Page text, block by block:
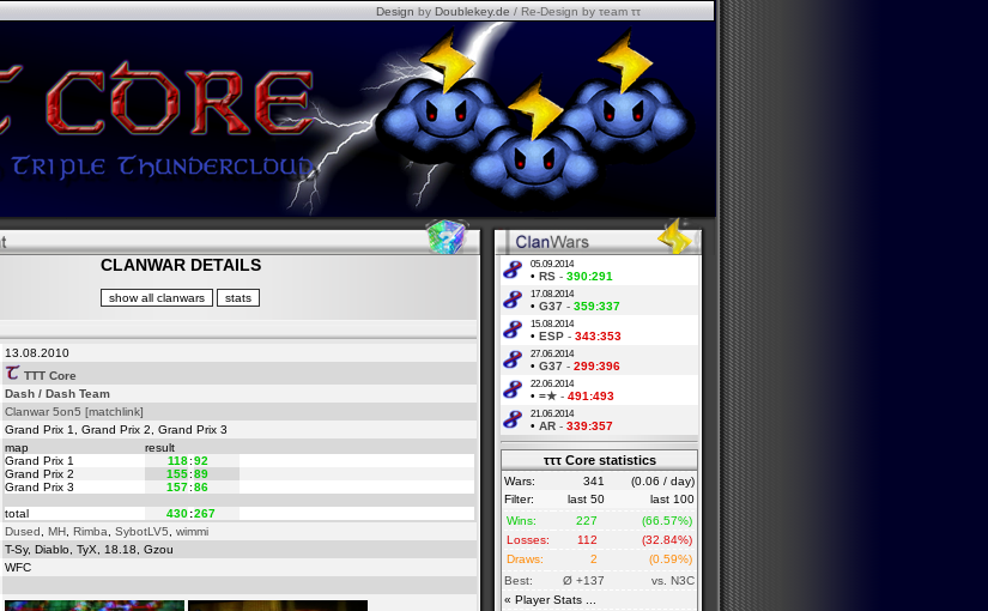
DesignbyDoublekey.de/ Re-Design by τeam ττ
CLANWAR DETAILS
13.08.2010
TTT Core
Dash / Dash Team
Clanwar 5on5 [matchlink]
Grand Prix 1, Grand Prix 2, Grand Prix 3
map
result
Grand Prix 1
118:92
Grand Prix 2
155:89
Grand Prix 3
157:86
total
430:267
Dused MH Rimba SybotLV5
wimmi
T-Sy, Diablo, TyX, 18.18, Gzou
WFC
05.09.2014
• RS - 390:291
17.08.2014
• G37 - 359:337
15.08.2014
• ESP - 343:353
27.06.2014
• G37 - 299:396
22.06.2014
• =★ - 491:493
21.06.2014
• AR - 339:357
τττ Core statistics
Wars: 341
(0.06 / day)
Filter:
last 50
last 100
Wins:
227
(66.57%)
Losses:
112
(32.84%)
Draws:
2
(0.59%)
Best:
Ø +137
vs. N3C
« Player Stats ...